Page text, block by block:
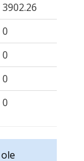
3902.26
0
0
0
0